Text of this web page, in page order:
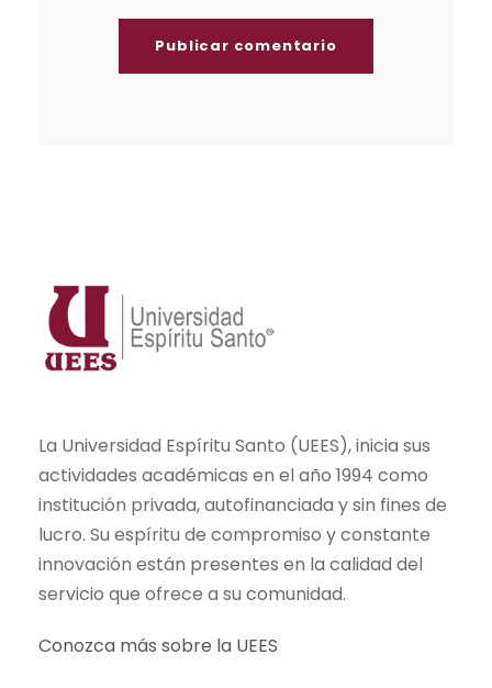
La Universidad Espíritu Santo (UEES), inicia sus
actividades académicas en el año 1994 como
institución privada, autofinanciada y sin fines de
lucro. Su espíritu de compromiso y constante
innovación están presentes en la calidad del
servicio que ofrece a su comunidad.
Conozca más sobre la UEES